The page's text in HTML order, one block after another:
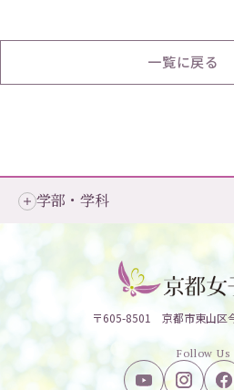
一覧に戻る
学部・学科
〒605-8501 京都市東山区
Follow Us